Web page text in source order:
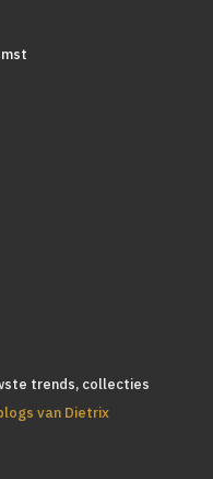
trends, collecties
van Dietrix